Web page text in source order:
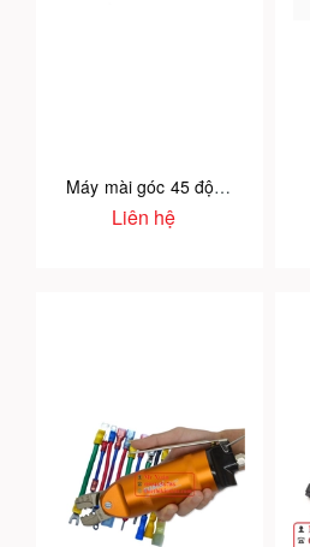
Máy mài góc 45 độ MAG-121N
Liên hệ